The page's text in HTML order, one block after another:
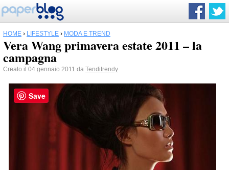
HOME › LIFESTYLE › MODA E TREND
Vera Wang primavera estate 2011 – la
campagna
Creato il 04 gennaio 2011 da Tenditrendy
Save